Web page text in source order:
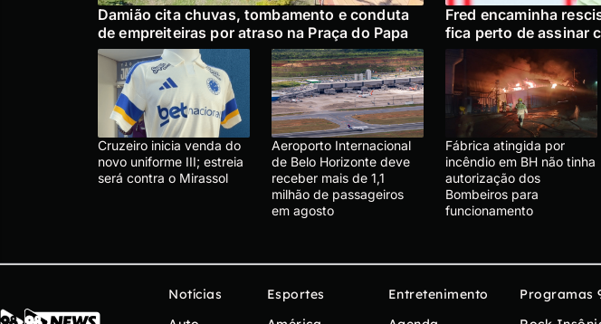
Damião cita chuvas, tombamento e conduta
de empreiteiras por atraso na Praça do Papa
Fred encaminha
fica perto de assinar
Cruzeiro inicia venda do
novo uniforme III; estreia
será contra o Mirassol
Aeroporto Internacional
de Belo Horizonte deve
receber mais de 1,1
milhão de passageiros
em agosto
Fábrica atingida por
incêndio em BH não tinha
autorização dos
Bombeiros para
funcionamento
Notícias
Esportes
Entretenimento
Programas